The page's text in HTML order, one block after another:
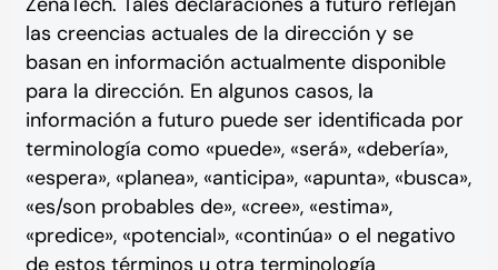
las creencias actuales de la dirección y se
basan en información actualmente disponible
para la dirección. En algunos casos, la
información a futuro puede ser identificada por
terminología como «puede», «será», «debería»,
«espera», «planea», «anticipa», «apunta», «busca»,
«es/son probables de», «cree», «estima»,
«predice», «potencial», «continúa» o el negativo
de estos términos u otra terminología